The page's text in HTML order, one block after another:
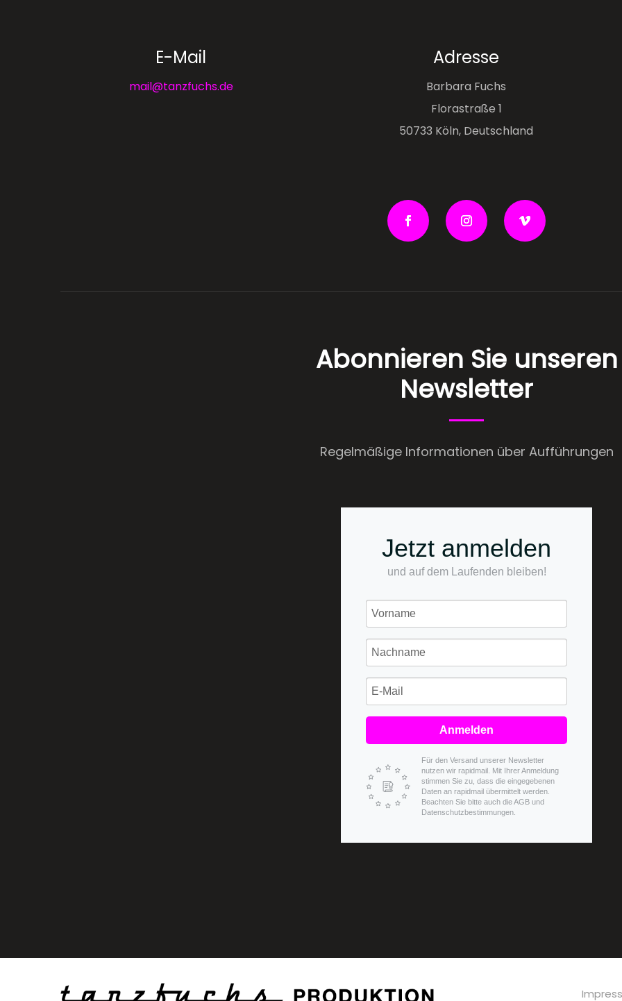
E-Mail
mail@tanzfuchs.de
Adresse
Barbara Fuchs
Florastraße 1
50733 Köln, Deutschland
Abonnieren Sie unseren
Newsletter
Regelmäßige Informationen über Aufführungen
Jetzt anmelden
und auf dem Laufenden bleiben!
Anmelden
Für den Versand unserer Newsletter
nutzen wir rapidmail. Mit Ihrer Anmeldung
stimmen Sie zu, dass die eingegebenen
Daten an rapidmail übermittelt werden.
Beachten Sie bitte auch die AGB und
Datenschutzbestimmungen.